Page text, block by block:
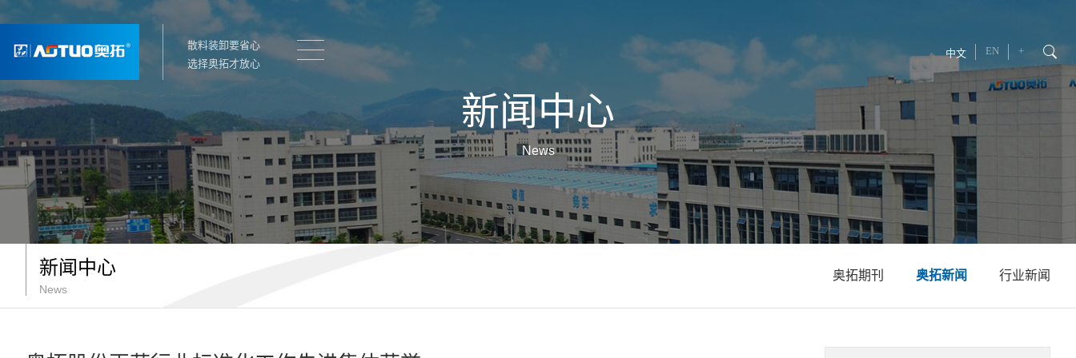
散料装卸要省心
选择奥拓才放心
中文 EN +
新闻中心
News
新闻中心
News
奥拓期刊 奥拓新闻 行业新闻